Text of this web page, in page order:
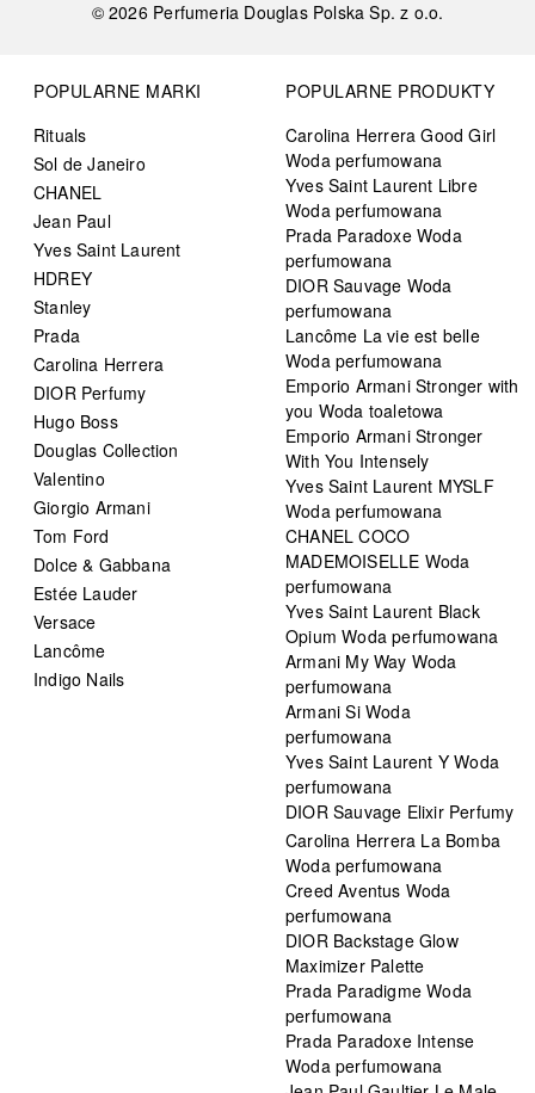
©2026 Perfumeria Douglas Polska Sp. z o.o.
POPULARNE MARKI
Rituals
Sol de Janeiro
CHANEL
Jean Paul
Yves Saint Laurent
HDREY
Stanley
Prada
Carolina Herrera
DIOR Perfumy
Hugo Boss
Douglas Collection
Valentino
Giorgio Armani
Tom Ford
Dolce & Gabbana
Estée Lauder
Versace
Lancôme
Indigo Nails
POPULARNE PRODUKTY
Carolina Herrera Good Girl
Woda perfumowana
Yves Saint Laurent Libre
Woda perfumowana
Prada Paradoxe Woda
perfumowana
DIOR Sauvage Woda
perfumowana
Lancôme La vie est belle
Woda perfumowana
Emporio Armani Stronger with
you Woda toaletowa
Emporio Armani Stronger
With You Intensely
Yves Saint Laurent MYSLF
Woda perfumowana
CHANEL COCO
MADEMOISELLE Woda
perfumowana
Yves Saint Laurent Black
Opium Woda perfumowana
Armani My Way Woda
perfumowana
Armani Si Woda
perfumowana
Yves Saint Laurent Y Woda
perfumowana
DIOR Sauvage Elixir Perfumy
Carolina Herrera La Bomba
Woda perfumowana
Creed Aventus Woda
perfumowana
DIOR Backstage Glow
Maximizer Palette
Prada Paradigme Woda
perfumowana
Prada Paradoxe Intense
Woda perfumowana